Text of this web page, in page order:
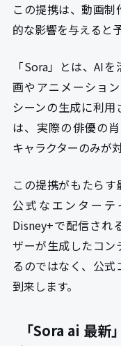
この提携は、動画
的な影響を与えると
「Sora」とは、AI
画やアニメーショ
シーンの生成に利
は、実際の俳優の
キャラクターのみが
この提携がもたら
公式なエンターテ
Disney+で配信され
ザーが生成したコン
るのではなく、公
到来します。
「Sora ai 最新